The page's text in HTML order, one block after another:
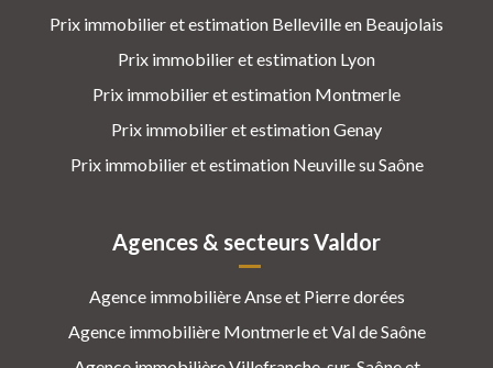
Prix immobilier et estimation Belleville en Beaujolais
Prix immobilier et estimation Lyon
Prix immobilier et estimation Montmerle
Prix immobilier et estimation Genay
Prix immobilier et estimation Neuville su Saône
Agences & secteurs Valdor
Agence immobilière Anse et Pierre dorées
Agence immobilière Montmerle et Val de Saône